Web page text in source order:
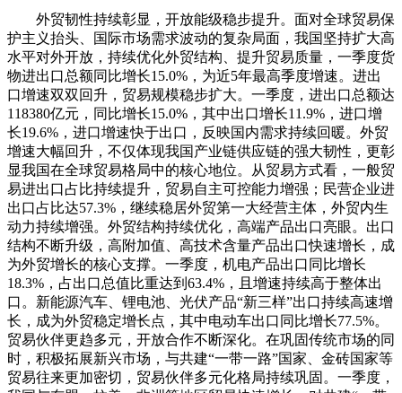
外贸韧性持续彰显，开放能级稳步提升。面对全球贸易保
护主义抬头、国际市场需求波动的复杂局面，我国坚持扩大高
水平对外开放，持续优化外贸结构、提升贸易质量，一季度货
物进出口总额同比增长15.0%，为近5年最高季度增速。进出
口增速双双回升，贸易规模稳步扩大。一季度，进出口总额达
118380亿元，同比增长15.0%，其中出口增长11.9%，进口增
长19.6%，进口增速快于出口，反映国内需求持续回暖。外贸
增速大幅回升，不仅体现我国产业链供应链的强大韧性，更彰
显我国在全球贸易格局中的核心地位。从贸易方式看，一般贸
易进出口占比持续提升，贸易自主可控能力增强；民营企业进
出口占比达57.3%，继续稳居外贸第一大经营主体，外贸内生
动力持续增强。外贸结构持续优化，高端产品出口亮眼。出口
结构不断升级，高附加值、高技术含量产品出口快速增长，成
为外贸增长的核心支撑。一季度，机电产品出口同比增长
18.3%，占出口总值比重达到63.4%，且增速持续高于整体出
口。新能源汽车、锂电池、光伏产品“新三样”出口持续高速增
长，成为外贸稳定增长点，其中电动车出口同比增长77.5%。
贸易伙伴更趋多元，开放合作不断深化。在巩固传统市场的同
时，积极拓展新兴市场，与共建“一带一路”国家、金砖国家等
贸易往来更加密切，贸易伙伴多元化格局持续巩固。一季度，